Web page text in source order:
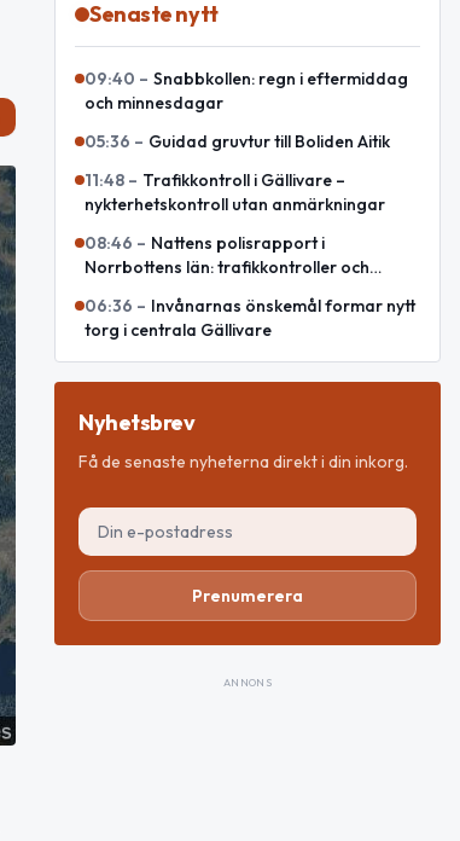
Senaste nytt
09:40 – Snabbkollen: regn i eftermiddag
och minnesdagar
05:36 – Guidad gruvtur till Boliden Aitik
11:48 – Trafikkontroll i Gällivare –
nykterhetskontroll utan anmärkningar
08:46 – Nattens polisrapport i
Norrbottens län: trafikkontroller och
06:36 – Invånarnas önskemål formar nytt
torg i centrala Gällivare
Nyhetsbrev
Få de senaste nyheterna direkt i din inkorg.
Prenumerera
ANNONS